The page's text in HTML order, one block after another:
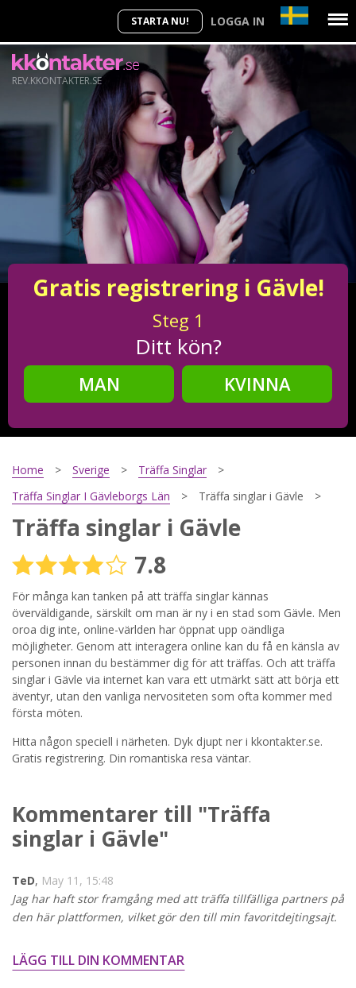
STARTA NU! LOGGA IN
REV.KKONTAKTER.SE
Gratis registrering i Gävle!
Steg 1
Ditt kön?
MAN
KVINNA
Steg2
Steg3
Din mailadress?
Genom att registrera godkänner jag Villkoren
och
Sekretesspolicyn. Jag godkänner att ta emot information och
reklam via e-post från hemsidans operatörer. Jag kan dra
tillbaka godkännande när jag vill.
Home Sverige
Träffa Singlar
Träffa Singlar I Gävleborgs Län
Träffa singlar i Gävle
Träffa singlar i Gävle
7.8
För många kan tanken på att träffa singlar kännas
överväldigande, särskilt om man är ny i en stad som Gävle. Men
oroa dig inte, online-världen har öppnat upp oändliga
möjligheter. Genom att interagera online kan du få en känsla av
personen innan du bestämmer dig för att träffas. Och att träffa
singlar i Gävle via internet kan vara ett utmärkt sätt att börja ett
äventyr, utan den vanliga nervositeten som ofta kommer med
första möten.
Hitta någon speciell i närheten. Dyk djupt ner i kkontakter.se.
Gratis registrering. Din romantiska resa väntar.
Kommentarer till "Träffa
singlar i Gävle"
TeD, May 11, 15:48
Jag har haft stor framgång med att träffa tillfälliga partners på
den här plattformen, vilket gör den till min favoritdejtingsajt.
LÄGG TILL DIN KOMMENTAR